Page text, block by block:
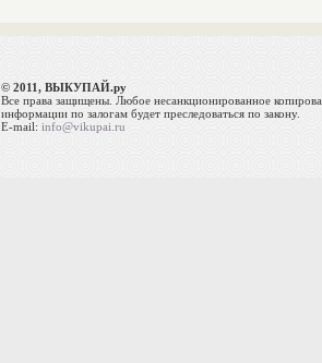
© 2011, ВЫКУПАЙ.ру
Все права защищены. Любое несанкционированное
информации по залогам будет преследоваться по закону.
E-mail:info@vikupai.ru